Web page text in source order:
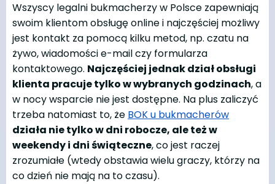
Wszyscy legalni bukmacherzy w Polsce zapewniają
swoim klientom obsługę online i najczęściej możliwy
jest kontakt za pomocą kilku metod, np. czatu na
żywo, wiadomości e-mail czy formularza
kontaktowego. Najczęściej jednak dział obsługi
klienta pracuje tylko w wybranych godzinach, a
w nocy wsparcie nie jest dostępne. Na plus zaliczyć
trzeba natomiast to, że BOK u bukmacherów
działa nie tylko w dni robocze, ale też w
weekendy i dni świąteczne, co jest raczej
zrozumiałe (wtedy obstawia wielu graczy, którzy na
co dzień nie mają na to czasu).